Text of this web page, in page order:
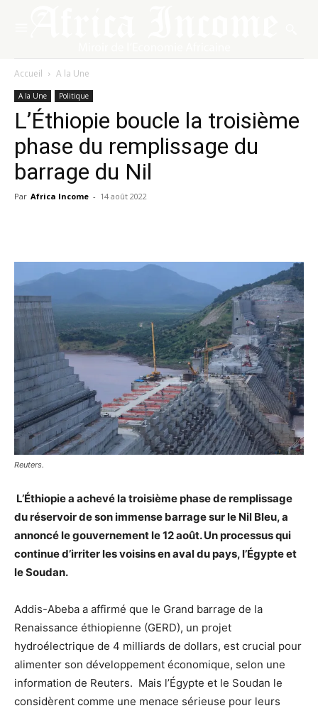
Accueil A la Une
A la Une Politique
L’Éthiopie boucle la troisième
phase du remplissage du
barrage du Nil
Par Africa Income - 14 août 2022
Reuters.
L’Éthiopie a achevé la troisième phase de remplissage
du réservoir de son immense barrage sur le Nil Bleu, a
annoncé le gouvernement le 12 août. Un processus qui
continue d’irriter les voisins en aval du pays, l’Égypte et
le Soudan.
Addis-Abeba a affirmé que le Grand barrage de la
Renaissance éthiopienne (GERD), un projet
hydroélectrique de 4 milliards de dollars, est crucial pour
alimenter son développement économique, selon une
information de Reuters. Mais l’Égypte et le Soudan le
considèrent comme une menace sérieuse pour leurs